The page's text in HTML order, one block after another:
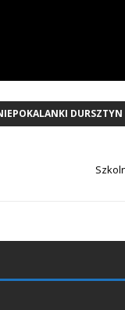
DURSZTYN